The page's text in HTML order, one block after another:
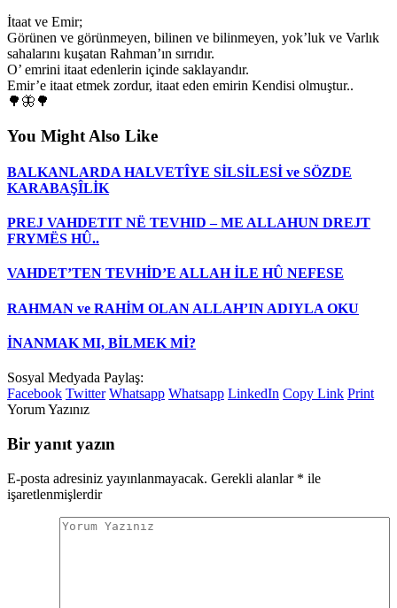
İtaat ve Emir;
Görünen ve görünmeyen, bilinen ve bilinmeyen, yok’luk ve Varlık
sahalarını kuşatan Rahman’ın sırrıdır.
O’ emrini itaat edenlerin içinde saklayandır.
Emir’e itaat etmek zordur, itaat eden emirin Kendisi olmuştur..
🌳🦋🌳
You Might Also Like
BALKANLARDA HALVETÎYE SİLSİLESİ ve SÖZDE
KARABAŞÎLİK
PREJ VAHDETIT NË TEVHID – ME ALLAHUN DREJT
FRYMËS HÛ..
VAHDET’TEN TEVHİD’E ALLAH İLE HÛ NEFESE
RAHMAN ve RAHİM OLAN ALLAH’IN ADIYLA OKU
İNANMAK MI, BİLMEK Mİ?
Sosyal Medyada Paylaş:
Facebook Twitter Whatsapp Whatsapp LinkedIn Copy Link Print
Yorum Yazınız
Bir yanıt yazın
E-posta adresiniz yayınlanmayacak. Gerekli alanlar * ile
işaretlenmişlerdir